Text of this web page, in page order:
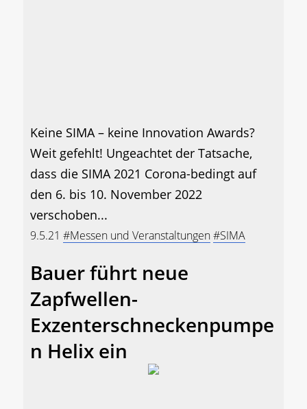
Keine SIMA – keine Innovation Awards?
Weit gefehlt! Ungeachtet der Tatsache,
dass die SIMA 2021 Corona-bedingt auf
den 6. bis 10. November 2022
verschoben...
9.5.21 #Messen und Veranstaltungen#SIMA
Bauer führt neue
Zapfwellen-
Exzenterschneckenpumpe
n Helix ein